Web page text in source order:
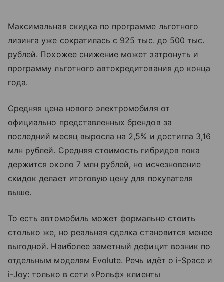
Максимальная скидка по программе льготного
лизинга уже сократилась с 925 тыс. до 500 тыс.
рублей. Похожее снижение может затронуть и
программу льготного автокредитования до конца
года.
Средняя цена нового электромобиля от
официально представленных брендов за
последний месяц выросла на 2,5% и достигла 3,16
млн рублей. Средняя стоимость гибридов пока
держится около 7 млн рублей, но исчезновение
скидок делает итоговую цену для покупателя
выше.
То есть автомобиль может формально стоить
столько же, но реальная сделка становится менее
выгодной. Наиболее заметный дефицит возник по
отдельным моделям Evolute. Речь идёт о i-Space и
i-Joy: только в сети «Рольф» клиенты